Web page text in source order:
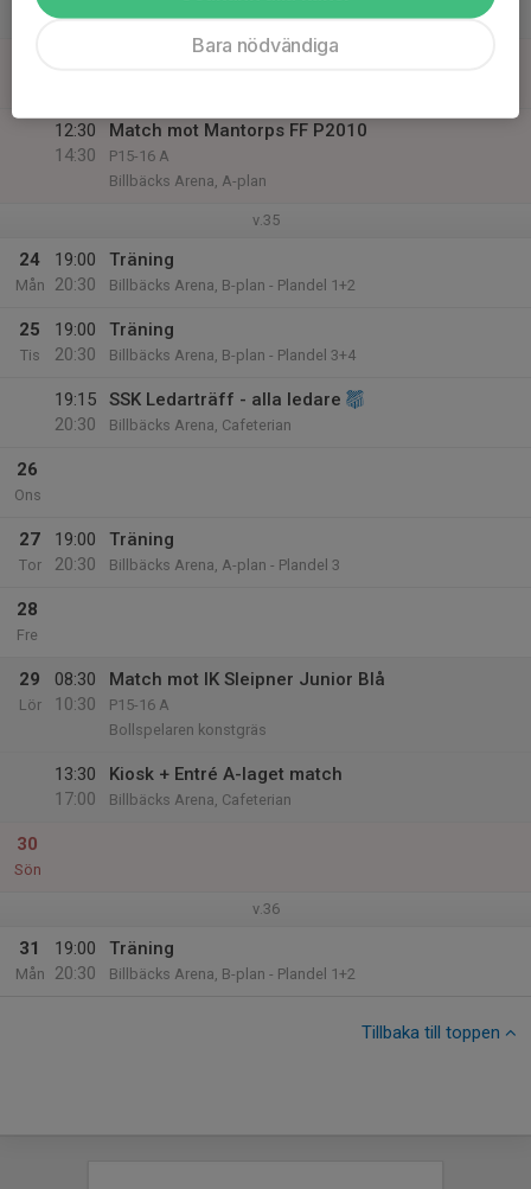
12:30
14:30
Match mot Mantorps FF P2010
P15-16 A
Billbäcks Arena, A-plan
v.35
24
Mån
19:00
20:30
Träning
Billbäcks Arena, B-plan - Plandel 1+2
25
Tis
19:00
20:30
Träning
Billbäcks Arena, B-plan - Plandel 3+4
19:15
20:30
SSK Ledarträff - alla ledare
Billbäcks Arena, Cafeterian
26
Ons
27
Tor
19:00
20:30
Träning
Billbäcks Arena, A-plan - Plandel 3
28
Fre
29
Lör
08:30
10:30
Match mot IK Sleipner Junior Blå
P15-16 A
Bollspelaren konstgräs
13:30
17:00
Kiosk + Entré A-laget match
Billbäcks Arena, Cafeterian
30
Sön
v.36
31
Mån
19:00
20:30
Träning
Billbäcks Arena, B-plan - Plandel 1+2
Tillbaka till toppen
Bara nödvändiga